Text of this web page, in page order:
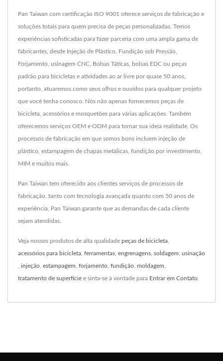
Pan Taiwan com certificação ISO 9001 oferece serviços de fabricação e
soluções totais para quem precisa de peças personalizadas. Temos
experiências sofisticadas para fazer parceria com uma ampla gama de
fabricantes, desde Injeção de Plástico, Fundição sob Pressão,
Forjamento, usinagem CNC, Bolsas Táticas, bolsas EDC ou peças
padrão para bicicletas e atividades ao ar livre por quase 50 anos,
portanto, atuaremos como seus olhos e ouvidos para qualquer projeto
que você tenha conosco. Nós não apenas fornecemos peças de
bicicleta, acessórios e mosquetões para várias aplicações. Também
oferecemos serviços OEM e ODM para tornar sua ideia realidade. Os
processos de fabricação em que somos bons incluem injeção de
plástico, estampagem de chapas metálicas, fundição por investimento,
MIM e muitos mais.
Pan Taiwan tem oferecido aos clientes serviços de processos de
fabricação, tanto com tecnologia avançada quanto com 50 anos de
experiência, Pan Taiwan garante que as demandas de cada cliente
sejam atendidas.
Veja nossos produtos de alta qualidade peças de bicicleta
acessórios para bicicleta ferramentas engrenagens soldagem usinação
injeção estampagem forjamento fundição moldagem
tratamento de superfície e sinta-se à vontade para Entrar em Contato